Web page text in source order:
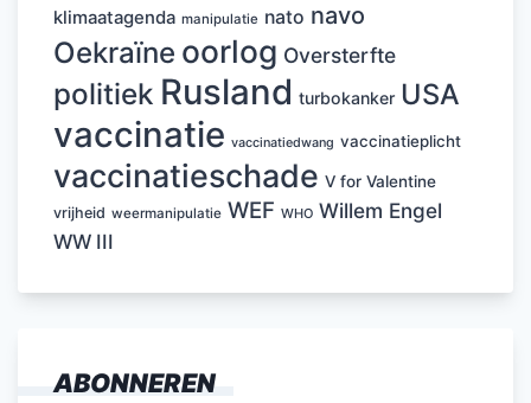
klimaatagenda manipulatie nato navo
Oekraïne oorlog Oversterfte
politiek Rusland turbokanker USA
vaccinatie vaccinatiedwang vaccinatieplicht
vaccinatieschade V for Valentine
vrijheid weermanipulatie WEF WHO Willem Engel
WW III
ABONNEREN